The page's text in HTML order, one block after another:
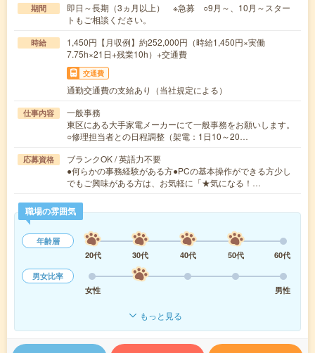
期間
即日～長期（3ヵ月以上） ※急募 ○9月～、10月～スター
トもご相談ください。
時給
1,450円【月収例】約252,000円（時給1,450円×実働
7.75h×21日+残業10h）+交通費
交通費
通勤交通費の支給あり（当社規定による）
仕事内容
一般事務
東区にある大手家電メーカーにて一般事務をお願いします。
○修理担当者との日程調整（架電：1日10～20…
応募資格
ブランクOK / 英語力不要
●何らかの事務経験がある方●PCの基本操作ができる方少し
でもご興味がある方は、お気軽に「★気になる！…
職場の雰囲気
年齢層
20代
30代 40代 50代
60代
男女比率
女性
男性
もっと見る